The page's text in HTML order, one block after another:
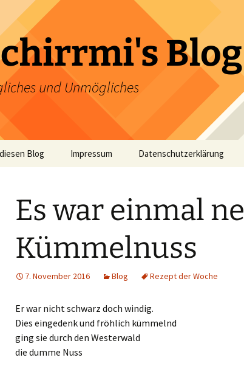
Blog
und Unmögliches
Blog Impressum Datenschutzerklärung
Es war einmal ne
Kümmelnuss
7. November 2016 Blog Rezept der Woche
Er war nicht schwarz doch windig.
Dies eingedenk und fröhlich kümmelnd
ging sie durch den Westerwald
die dumme Nuss